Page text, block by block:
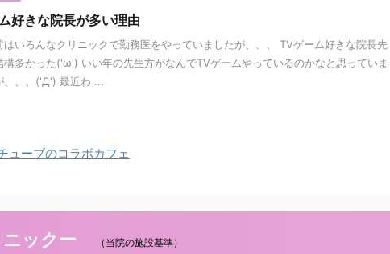
好きな院長が多い理由
はいろんなクリニックで勤務医をやっていましたが、、、 TVゲーム好きな院長先
構多かった('ω') いい年の先生方がなんでTVゲームやっているのかなと思っていま
、、、('Д') 最近わ ...
ューブのコラボカフェ
（当院の施設基準）
ックー